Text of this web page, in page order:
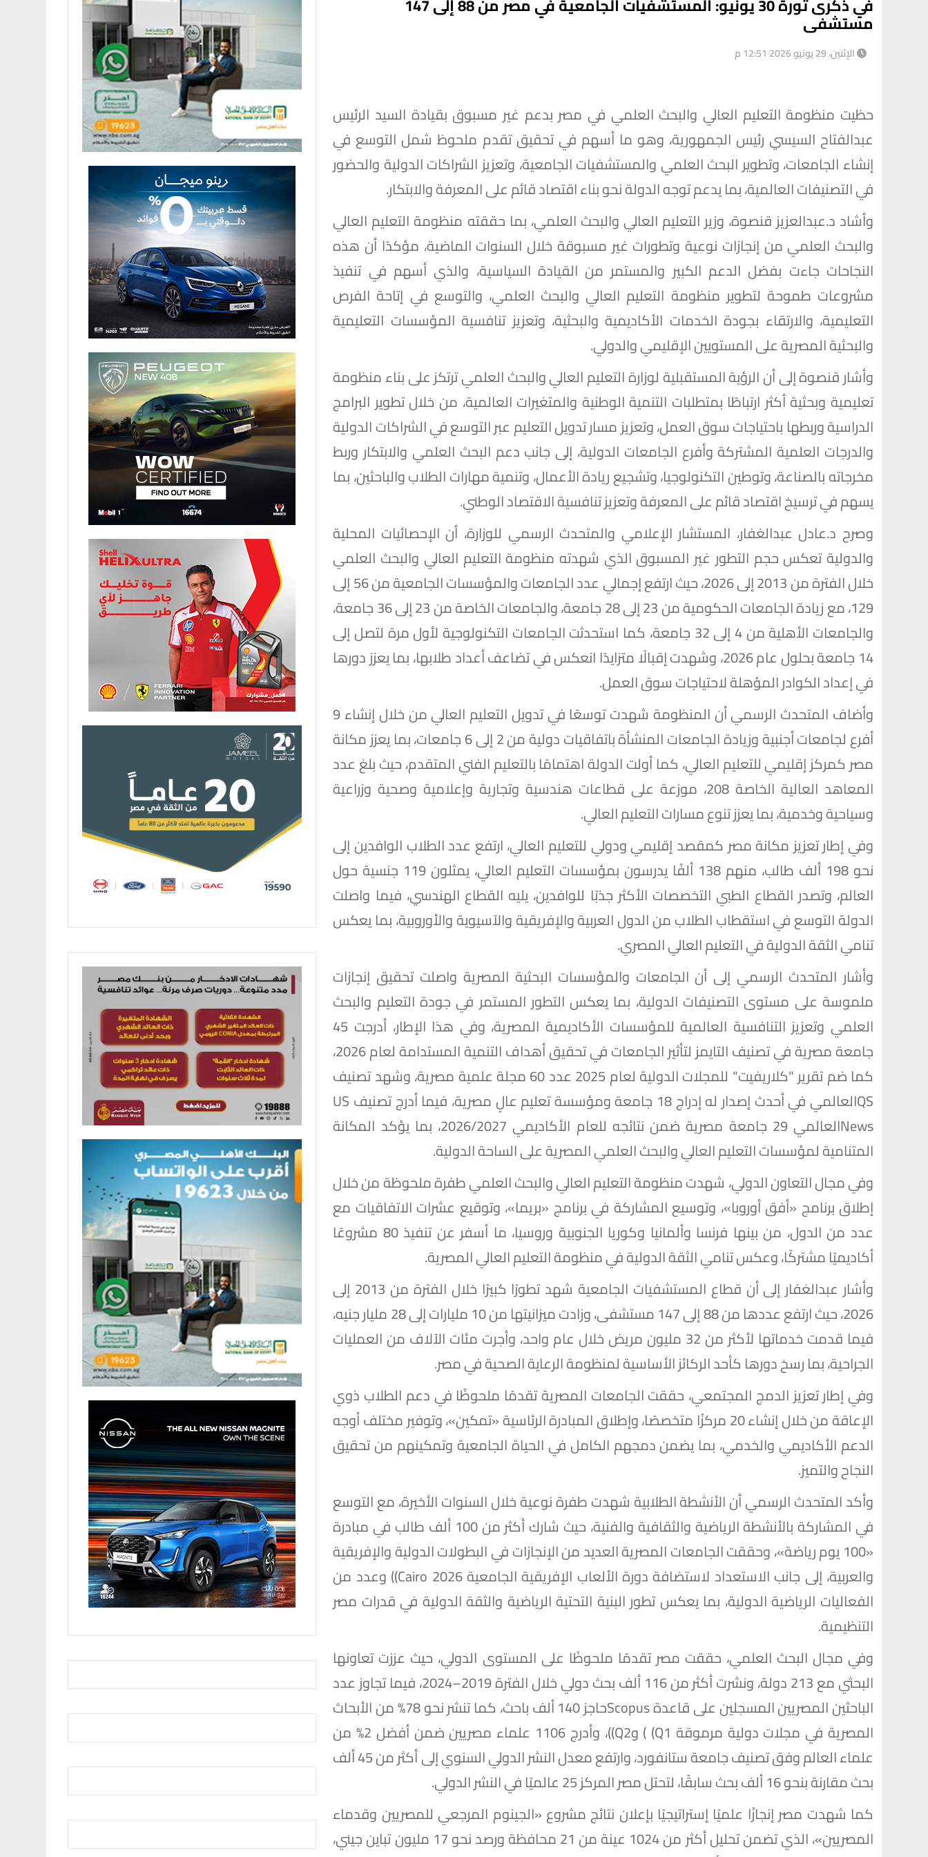
مستشفى
الإثنين، 29 يونيو 2026 12:51 م
حظيت منظومة التعليم العالي والبحث العلمي في مصر بدعم غير مسبوق بقيادة السيد الرئيس
عبدالفتاح السيسي رئيس الجمهورية، وهو ما أسهم في تحقيق تقدم ملحوظ شمل التوسع في
إنشاء الجامعات، وتطوير البحث العلمي والمستشفيات الجامعية، وتعزيز الشراكات الدولية والحضور
في التصنيفات العالمية، بما يدعم توجه الدولة نحو بناء اقتصاد قائم على المعرفة والابتكار.
وأشاد د.عبدالعزيز قنصوة، وزير التعليم العالي والبحث العلمي، بما حققته منظومة التعليم العالي
والبحث العلمي من إنجازات نوعية وتطورات غير مسبوقة خلال السنوات الماضية، مؤكدًا أن هذه
النجاحات جاءت بفضل الدعم الكبير والمستمر من القيادة السياسية، والذي أسهم في تنفيذ
مشروعات طموحة لتطوير منظومة التعليم العالي والبحث العلمي، والتوسع في إتاحة الفرص
التعليمية، والارتقاء بجودة الخدمات الأكاديمية والبحثية، وتعزيز تنافسية المؤسسات التعليمية
والبحثية المصرية على المستويين الإقليمي والدولي.
وأشار قنصوة إلى أن الرؤية المستقبلية لوزارة التعليم العالي والبحث العلمي ترتكز على بناء منظومة
تعليمية وبحثية أكثر ارتباطًا بمتطلبات التنمية الوطنية والمتغيرات العالمية، من خلال تطوير البرامج
الدراسية وربطها باحتياجات سوق العمل، وتعزيز مسار تدويل التعليم عبر التوسع في الشراكات الدولية
والدرجات العلمية المشتركة وأفرع الجامعات الدولية، إلى جانب دعم البحث العلمي والابتكار وربط
مخرجاته بالصناعة، وتوطين التكنولوجيا، وتشجيع ريادة الأعمال، وتنمية مهارات الطلاب والباحثين، بما
يسهم في ترسيخ اقتصاد قائم على المعرفة وتعزيز تنافسية الاقتصاد الوطني.
وصرح د.عادل عبدالغفار، المستشار الإعلامي والمتحدث الرسمي للوزارة، أن الإحصائيات المحلية
والدولية تعكس حجم التطور غير المسبوق الذي شهدته منظومة التعليم العالي والبحث العلمي
خلال الفترة من 2013 إلى 2026، حيث ارتفع إجمالي عدد الجامعات والمؤسسات الجامعية من 56 إلى
129، مع زيادة الجامعات الحكومية من 23 إلى 28 جامعة، والجامعات الخاصة من 23 إلى 36 جامعة،
والجامعات الأهلية من 4 إلى 32 جامعة، كما استحدثت الجامعات التكنولوجية لأول مرة لتصل إلى
14 جامعة بحلول عام 2026، وشهدت إقبالًا متزايدًا انعكس في تضاعف أعداد طلابها، بما يعزز دورها
في إعداد الكوادر المؤهلة لاحتياجات سوق العمل.
وأضاف المتحدث الرسمي أن المنظومة شهدت توسعًا في تدويل التعليم العالي من خلال إنشاء 9
أفرع لجامعات أجنبية وزيادة الجامعات المنشأة باتفاقيات دولية من 2 إلى 6 جامعات، بما يعزز مكانة
مصر كمركز إقليمي للتعليم العالي، كما أولت الدولة اهتمامًا بالتعليم الفني المتقدم، حيث بلغ عدد
المعاهد العالية الخاصة 208، موزعة على قطاعات هندسية وتجارية وإعلامية وصحية وزراعية
وسياحية وخدمية، بما يعزز تنوع مسارات التعليم العالي.
وفي إطار تعزيز مكانة مصر كمقصد إقليمي ودولي للتعليم العالي، ارتفع عدد الطلاب الوافدين إلى
نحو 198 ألف طالب، منهم 138 ألفًا يدرسون بمؤسسات التعليم العالي، يمثلون 119 جنسية حول
العالم، وتصدر القطاع الطبي التخصصات الأكثر جذبًا للوافدين، يليه القطاع الهندسي، فيما واصلت
الدولة التوسع في استقطاب الطلاب من الدول العربية والإفريقية والآسيوية والأوروبية، بما يعكس
تنامي الثقة الدولية في التعليم العالي المصري.
وأشار المتحدث الرسمي إلى أن الجامعات والمؤسسات البحثية المصرية واصلت تحقيق إنجازات
ملموسة على مستوى التصنيفات الدولية، بما يعكس التطور المستمر في جودة التعليم والبحث
العلمي وتعزيز التنافسية العالمية للمؤسسات الأكاديمية المصرية، وفي هذا الإطار، أدرجت 45
جامعة مصرية في تصنيف التايمز لتأثير الجامعات في تحقيق أهداف التنمية المستدامة لعام 2026،
كما ضم تقرير "كلاريفيت" للمجلات الدولية لعام 2025 عدد 60 مجلة علمية مصرية، وشهد تصنيف
QSالعالمي في أحدث إصدار له إدراج 18 جامعة ومؤسسة تعليم عالٍ مصرية، فيما أدرج تصنيف US
Newsالعالمي 29 جامعة مصرية ضمن نتائجه للعام الأكاديمي 2026/2027، بما يؤكد المكانة
المتنامية لمؤسسات التعليم العالي والبحث العلمي المصرية على الساحة الدولية.
وفي مجال التعاون الدولي، شهدت منظومة التعليم العالي والبحث العلمي طفرة ملحوظة من خلال
إطلاق برنامج «أفق أوروبا»، وتوسيع المشاركة في برنامج «بريما»، وتوقيع عشرات الاتفاقيات مع
عدد من الدول، من بينها فرنسا وألمانيا وكوريا الجنوبية وروسيا، ما أسفر عن تنفيذ 80 مشروعًا
أكاديميًا مشتركًا، وعكس تنامي الثقة الدولية في منظومة التعليم العالي المصرية.
وأشار عبدالغفار إلى أن قطاع المستشفيات الجامعية شهد تطورًا كبيرًا خلال الفترة من 2013 إلى
2026، حيث ارتفع عددها من 88 إلى 147 مستشفى، وزادت ميزانيتها من 10 مليارات إلى 28 مليار جنيه،
فيما قدمت خدماتها لأكثر من 32 مليون مريض خلال عام واحد، وأجرت مئات الآلاف من العمليات
الجراحية، بما رسخ دورها كأحد الركائز الأساسية لمنظومة الرعاية الصحية في مصر.
وفي إطار تعزيز الدمج المجتمعي، حققت الجامعات المصرية تقدمًا ملحوظًا في دعم الطلاب ذوي
الإعاقة من خلال إنشاء 20 مركزًا متخصصًا، وإطلاق المبادرة الرئاسية «تمكين»، وتوفير مختلف أوجه
الدعم الأكاديمي والخدمي، بما يضمن دمجهم الكامل في الحياة الجامعية وتمكينهم من تحقيق
النجاح والتميز.
وأكد المتحدث الرسمي أن الأنشطة الطلابية شهدت طفرة نوعية خلال السنوات الأخيرة، مع التوسع
في المشاركة بالأنشطة الرياضية والثقافية والفنية، حيث شارك أكثر من 100 ألف طالب في مبادرة
«100 يوم رياضة»، وحققت الجامعات المصرية العديد من الإنجازات في البطولات الدولية والإفريقية
والعربية، إلى جانب الاستعداد لاستضافة دورة الألعاب الإفريقية الجامعية Cairo 2026)) وعدد من
الفعاليات الرياضية الدولية، بما يعكس تطور البنية التحتية الرياضية والثقة الدولية في قدرات مصر
التنظيمية.
وفي مجال البحث العلمي، حققت مصر تقدمًا ملحوظًا على المستوى الدولي، حيث عززت تعاونها
البحثي مع 213 دولة، ونشرت أكثر من 116 ألف بحث دولي خلال الفترة 2019–2024، فيما تجاوز عدد
الباحثين المصريين المسجلين على قاعدة Scopusحاجز 140 ألف باحث، كما تنشر نحو 78% من الأبحاث
المصرية في مجلات دولية مرموقة Q1) ) وQ2))، وأدرج 1106 علماء مصريين ضمن أفضل 2% من
علماء العالم وفق تصنيف جامعة ستانفورد، وارتفع معدل النشر الدولي السنوي إلى أكثر من 45 ألف
بحث مقارنة بنحو 16 ألف بحث سابقًا، لتحتل مصر المركز 25 عالميًا في النشر الدولي.
كما شهدت مصر إنجازًا علميًا إستراتيجيًا بإعلان نتائج مشروع «الجينوم المرجعي للمصريين وقدماء
المصريين»، الذي تضمن تحليل أكثر من 1024 عينة من 21 محافظة ورصد نحو 17 مليون تباين جيني،